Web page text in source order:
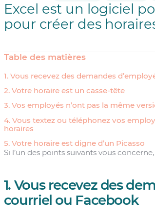
Excel est un logiciel
pour créer des
Table des matières
1. Vous recevez des demandes
2. Votre horaire est un casse-tête
3. Vos employés n’ont pas la même
4. Vous textez ou téléphonez vos
horaires
5. Votre horaire est digne d’un Picasso
Si l’un des points suivants vous
1. Vous recevez des
courriel ou Facebook